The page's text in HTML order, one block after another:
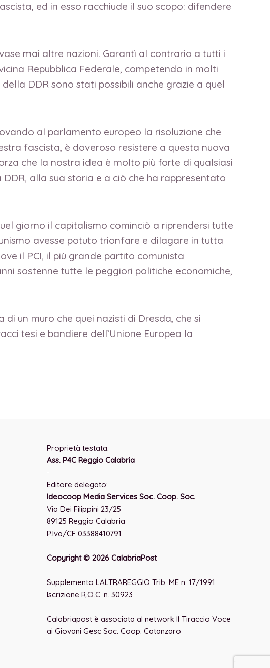
ed in esso racchiude il suo scopo: difendere
mai altre nazioni. Garantì al contrario a tutti i
Repubblica Federale, competendo in molti
DDR sono stati possibili anche grazie a quel
al parlamento europeo la risoluzione che
fascista, è doveroso resistere a questa nuova
che la nostra idea è molto più forte di qualsiasi
alla sua storia e a ciò che ha rappresentato
giorno il capitalismo cominciò a riprendersi tutte
avesse potuto trionfare e dilagare in tutta
il PCI, il più grande partito comunista
sostenne tutte le peggiori politiche economiche,
un muro che quei nazisti di Dresda, che si
tesi e bandiere dell’Unione Europea la
Proprietà testata:
Ass. P4C Reggio Calabria
Editore delegato:
Ideocoop Media Services Soc. Coop. Soc.
Via Dei Filippini 23/25
89125 Reggio Calabria
P.Iva/CF 03388410791
Copyright © 2026 CalabriaPost
Supplemento LALTRAREGGIO Trib. ME n. 17/1991
Iscrizione R.O.C. n. 30923
Calabriapost è associata al network Il Tiraccio Voce
ai Giovani Gesc Soc. Coop. Catanzaro